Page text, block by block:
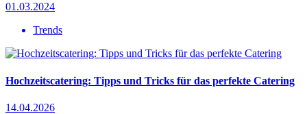
01.03.2024
Trends
Hochzeitscatering: Tipps und Tricks für das perfekte Catering
14.04.2026